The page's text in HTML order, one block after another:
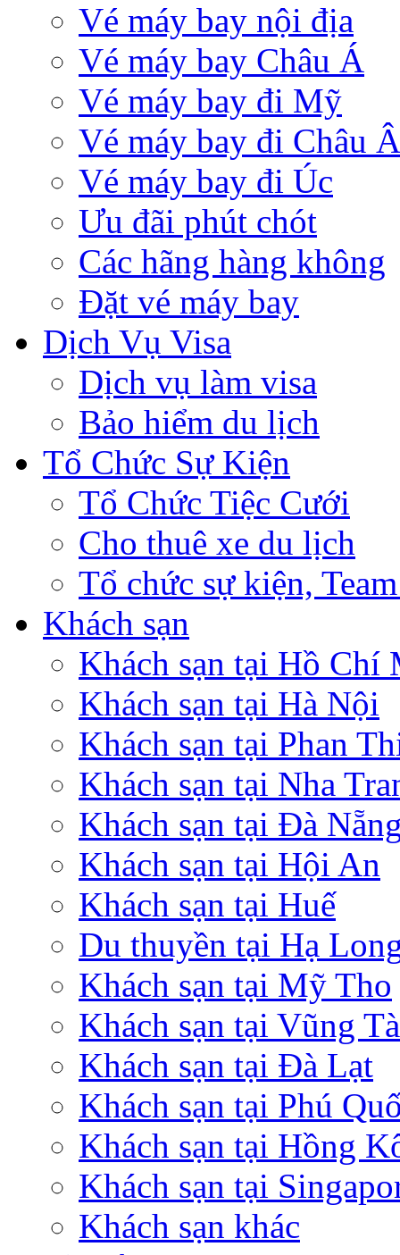
Vé máy bay nội địa
Vé máy bay Châu Á
Vé máy bay đi Mỹ
Vé máy bay đi Châu
Vé máy bay đi Úc
Ưu đãi phút chót
Các hãng hàng không
Đặt vé máy bay
Dịch Vụ Visa
Dịch vụ làm visa
Bảo hiểm du lịch
Tổ Chức Sự Kiện
Tổ Chức Tiệc Cưới
Cho thuê xe du lịch
Tổ chức sự kiện,
Khách sạn
Khách sạn tại Hồ Chí
Khách sạn tại Hà Nội
Khách sạn tại Phan
Khách sạn tại Nha
Khách sạn tại Đà
Khách sạn tại Hội An
Khách sạn tại Huế
Du thuyền tại Hạ
Khách sạn tại Mỹ Tho
Khách sạn tại Vũng
Khách sạn tại Đà Lạt
Khách sạn tại Phú
Khách sạn tại Hồng
Khách sạn tại
Khách sạn khác